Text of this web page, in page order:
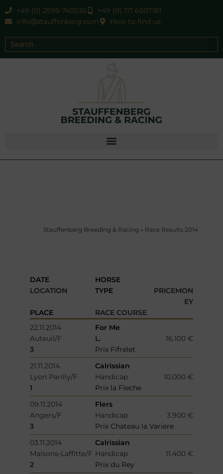
+49 (0) 2599 740536
+49 (0) 171 6507181
info@stauffenberg.com
How to find us
Stauffenberg Breeding & Racing » Race Results 2014
DATE
HORSE
LOCATION
TYPE
PRICEMON
EY
PLACE
RACE COURSE
22.11.2014
For Me
Auteuil/F
L.
16.100 €
3
Prix Fifrelet
21.11.2014
Calrissian
Lyon Parilly/F
Handicap
10.000 €
1
Prix la Fleche
09.11.2014
Flers
Angers/F
Handicap
3.900 €
3
Prix Chateau la Variere
03.11.2014
Calrissian
Maisons-Laffitte/F Handicap
11.400 €
2
Prix du Rey